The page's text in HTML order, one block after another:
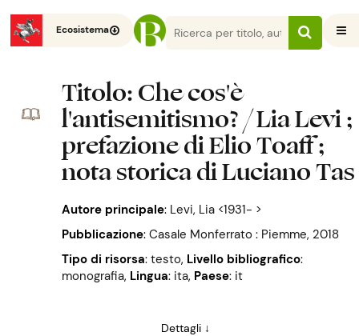
Ecosistema
Titolo: Che cos'è
l'antisemitismo? / Lia Levi ;
prefazione di Elio Toaff ;
nota storica di Luciano Tas
Autore principale: Levi, Lia <1931- >
Pubblicazione:Casale Monferrato : Piemme, 2018
Tipo di risorsa: testo, Livello bibliografico:
monografia, Lingua: ita, Paese: it
Dettagli ↓